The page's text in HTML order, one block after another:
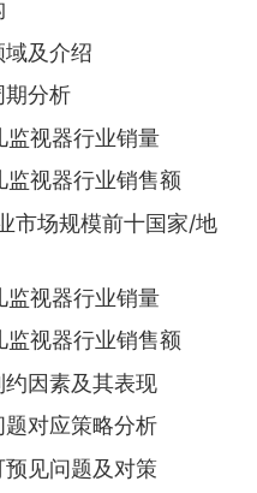
及介绍
期分析
视器行业销量
视器行业销售额
市场规模前十国家/地
视器行业销量
视器行业销售额
因素及其表现
对应策略分析
见问题及对策